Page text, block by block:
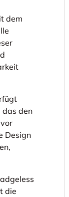
dem
das den
Design
die